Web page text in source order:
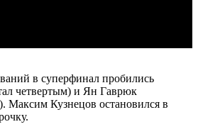
в суперфинал пробились
четвертым) и Ян Гаврюк
Кузнецов остановился в